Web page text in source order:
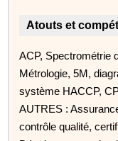
Atouts et
ACP, Spectrométrie
Métrologie, 5M,
système HACCP,
AUTRES :
contrôle qualité,